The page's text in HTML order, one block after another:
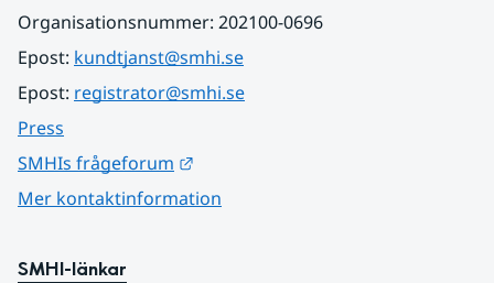
Organisationsnummer: 202100-0696
Epost: kundtjanst@smhi.se
Epost: registrator@smhi.se
Press
SMHIs frågeforum
Mer kontaktinformation
SMHI-länkar